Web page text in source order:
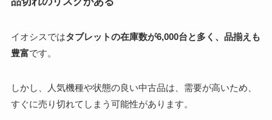
イオシスではタブレットの在庫数が6,000台と多く、品揃えも
豊富です。
しかし、人気機種や状態の良い中古品は、需要が高いため、
すぐに売り切れてしまう可能性があります。